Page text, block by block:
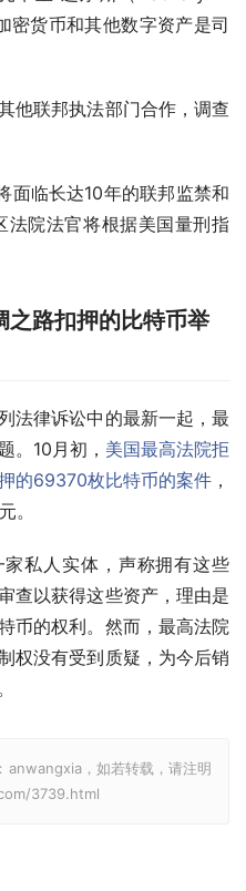
密货币和其他数字资产是司
他联邦执法部门合作，调查
面临长达10年的联邦监禁和
院法官将根据美国量刑指
之路扣押的比特币举
法律诉讼中的最新一起，最
。10月初， 美国最高法院拒
的69370枚比特币的案件 ，
。
私人实体，声称拥有这些
查以获得这些资产，理由是
币的权利。然而，最高法院
权没有受到质疑，为今后销
，如若转载，请注明
3739.html